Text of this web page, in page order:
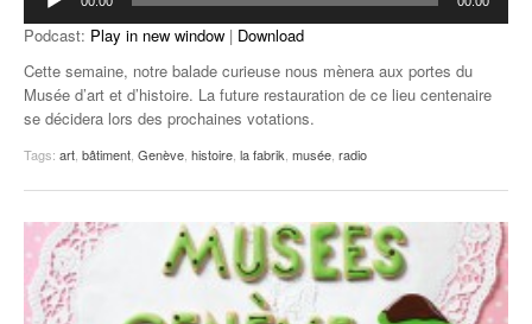
audio
Podcast: Play in new window | Download
Cette semaine, notre balade curieuse nous mènera aux portes du
Musée d’art et d’histoire. La future restauration de ce lieu centenaire
se décidera lors des prochaines votations.
Tags: art, bâtiment, Genève, histoire, la fabrik, musée, radio